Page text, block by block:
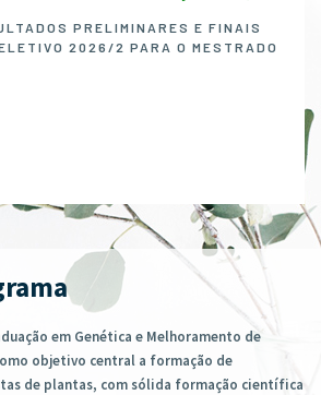
PRELIMINARES E FINAIS
2026/2 PARA O MESTRADO
1º
em Genética e Melhoramento de
objetivo central a formação de
de plantas, com sólida formação científica